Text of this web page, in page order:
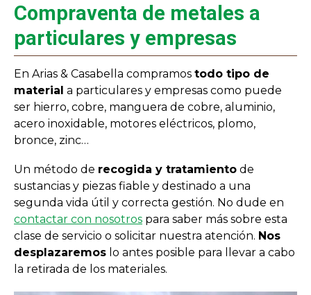
Compraventa de metales a
particulares y empresas
En Arias & Casabella compramos todo tipo de
material a particulares y empresas como puede
ser hierro, cobre, manguera de cobre, aluminio,
acero inoxidable, motores eléctricos, plomo,
bronce, zinc…
Un método de recogida y tratamiento de
sustancias y piezas fiable y destinado a una
segunda vida útil y correcta gestión. No dude en
contactar con nosotros para saber más sobre esta
clase de servicio o solicitar nuestra atención. Nos
desplazaremos lo antes posible para llevar a cabo
la retirada de los materiales.